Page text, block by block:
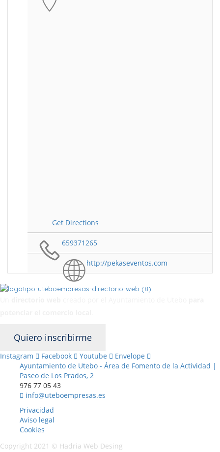
Get Directions
659371265
http://pekaseventos.com
Quiero inscribirme
Instagram Facebook Youtube
Envelope
Ayuntamiento de Utebo - Área de Fomento de la Actividad |
Paseo de Los Prados, 2
976 77 05 43
info@uteboempresas.es
Privacidad
Aviso legal
Cookies
Copyright 2021 © Hadria Web Desing